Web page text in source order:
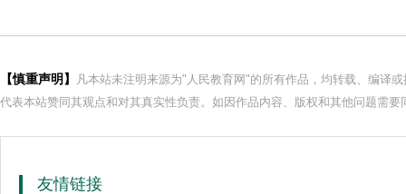
【慎重声明】
凡本站未注明来源为"人民教育网"的所有作品，均转载、编译
代表本站赞同其观点和对其真实性负责。如因作品内容、版权和其他问题需
友情链接